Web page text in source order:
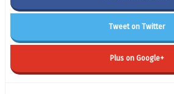
Tweet on Twitter
Plus on Google+